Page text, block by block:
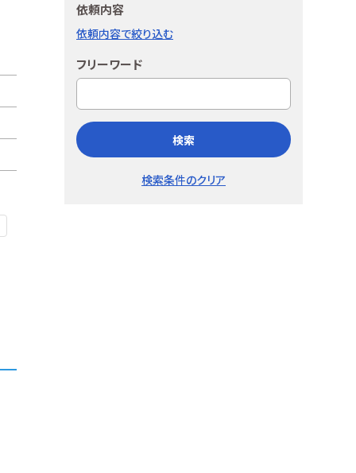
依頼内容
依頼内容で絞り込む
フリーワード
検索
検索条件のクリア